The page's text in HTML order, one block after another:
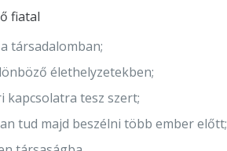
fiatal
társadalomban;
élethelyzetekben;
tesz szert;
tud majd beszélni több ember előtt;